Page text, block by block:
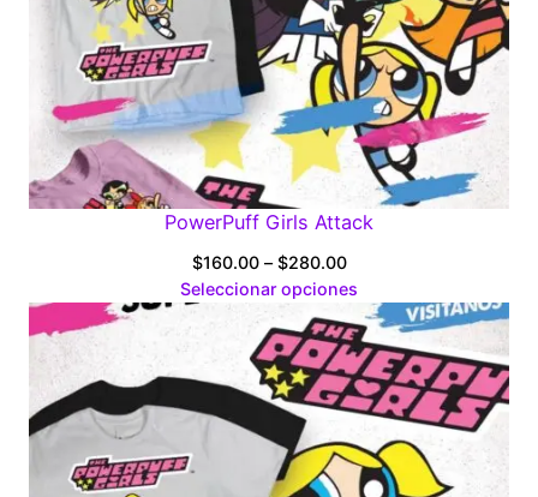
PowerPuff Girls Attack
$160.00 – $280.00Price
range:
$160.00
through
$280.00
Seleccionar opciones